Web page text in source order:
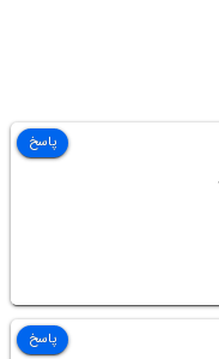
پاسخ
پاسخ